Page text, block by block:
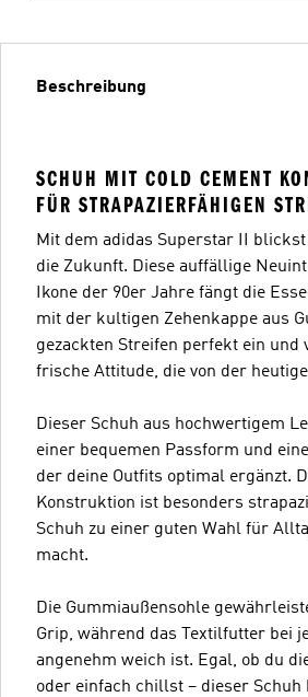
Beschreibung
SCHUH MIT COLD CEMENT
FÜR STRAPAZIERFÄHIGEN
Mit dem adidas Superstar II
die Zukunft. Diese auffällige
Ikone der 90er Jahre fängt die
mit der kultigen Zehenkappe aus
gezackten Streifen perfekt ein und
frische Attitude, die von der
Dieser Schuh aus hochwertigem
einer bequemen Passform und
der deine Outfits optimal ergänzt.
Konstruktion ist besonders
Schuh zu einer guten Wahl für
macht.
Die Gummiaußensohle
Grip, während das Textilfutter bei
angenehm weich ist. Egal, ob du
oder einfach chillst – dieser Schuh